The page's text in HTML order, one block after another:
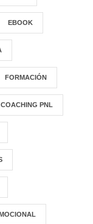
EBOOK
FORMACIÓN
PNL